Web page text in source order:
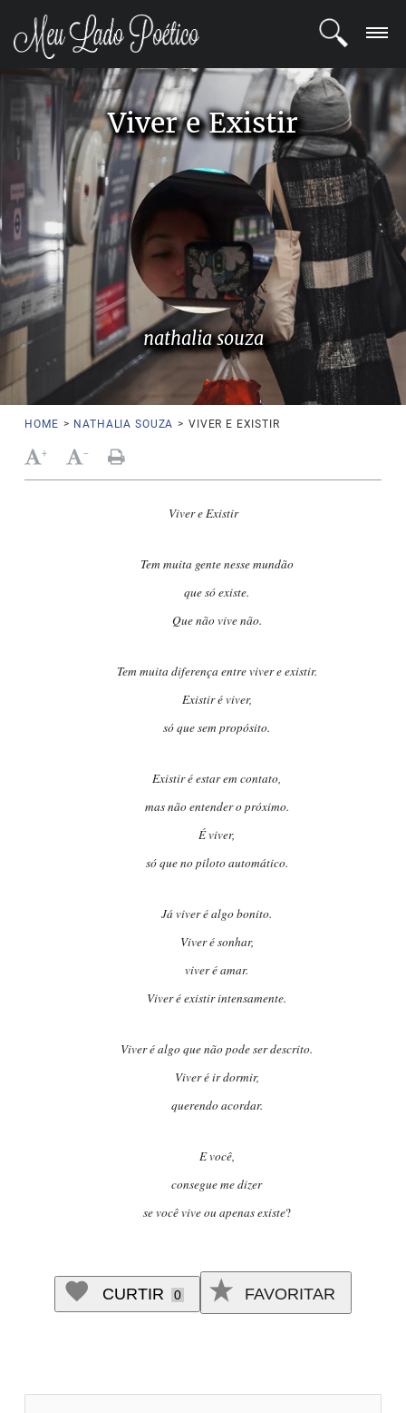
LOGIN
REGISTRO
POETAS
BLOG
COMUNIDADE
Viver e Existir
nathalia souza
HOME > NATHALIA SOUZA > VIVER E EXISTIR
+ -
Viver e Existir
Tem muita gente nesse mundão
que só existe.
Que não vive não.
Tem muita diferença entre viver e existir.
Existir é viver,
só que sem propósito.
Existir é estar em contato,
mas não entender o próximo.
É viver,
só que no piloto automático.
Já viver é algo bonito.
Viver é sonhar,
viver é amar.
Viver é existir intensamente.
Viver é algo que não pode ser descrito.
Viver é ir dormir,
querendo acordar.
E você,
consegue me dizer
se você vive ou apenas existe?
CURTIR 0 FAVORITAR